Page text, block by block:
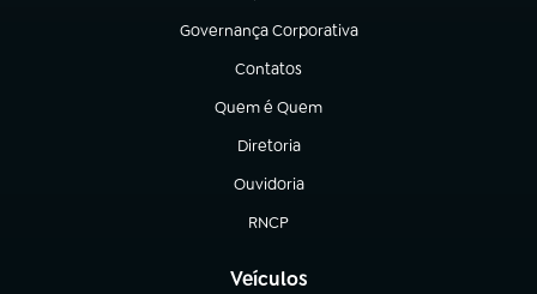
Governança Corporativa
(abre em nova aba)
Contatos
(abre em nova aba)
Quem é Quem
(abre em nova aba)
Diretoria
(abre em nova aba)
Ouvidoria
(abre em nova aba)
RNCP
(abre em nova aba)
Veículos